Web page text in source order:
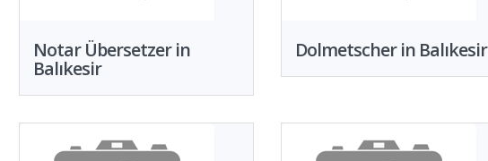
Notar Übersetzer in
Balıkesir
Dolmetscher in Balıkesir